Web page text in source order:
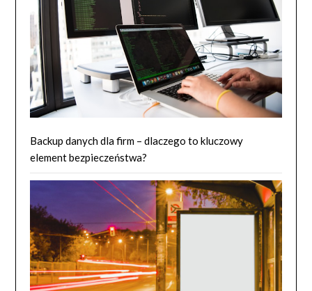
Backup danych dla firm – dlaczego to kluczowy
element bezpieczeństwa?